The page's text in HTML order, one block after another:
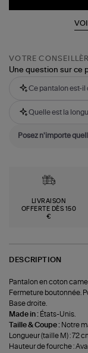
VOTRE
Une question sur ce
Ce pantalon est-il
Quelle est la
LIVRAISON
OFFERTE DÈS 150
€
DESCRIPTION
Pantalon en coton
Fermeture boutonnée.
Base droite.
Made in : États-Unis.
Taille & Coupe : Notre
Longueur (taille M) : 72
Hauteur de fourche :